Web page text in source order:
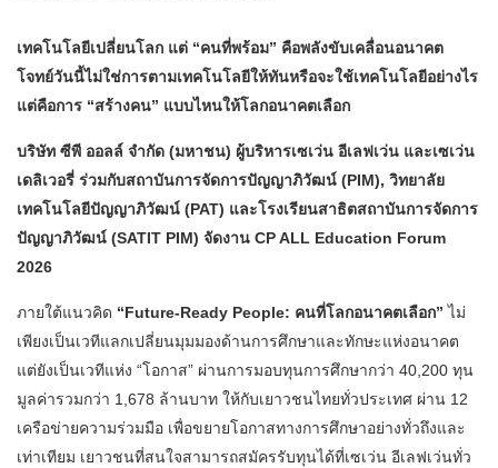
เทคโนโลยีเปลี่ยนโลก แต่ “คนที่พร้อม” คือพลังขับเคลื่อนอนาคต
โจทย์วันนี้ไม่ใช่การตามเทคโนโลยีให้ทันหรือจะใช้เทคโนโลยีอย่างไร
แต่คือการ “สร้างคน” แบบไหนให้โลกอนาคตเลือก
บริษัท ซีพี ออลล์ จำกัด (มหาชน) ผู้บริหารเซเว่น อีเลฟเว่น และเซเว่น
เดลิเวอรี่ ร่วมกับสถาบันการจัดการปัญญาภิวัฒน์ (PIM), วิทยาลัย
เทคโนโลยีปัญญาภิวัฒน์ (PAT) และโรงเรียนสาธิตสถาบันการจัดการ
ปัญญาภิวัฒน์ (SATIT PIM) จัดงาน CP ALL Education Forum
2026
ภายใต้แนวคิด “Future-Ready People: คนที่โลกอนาคตเลือก” ไม่
เพียงเป็นเวทีแลกเปลี่ยนมุมมองด้านการศึกษาและทักษะแห่งอนาคต
แต่ยังเป็นเวทีแห่ง “โอกาส” ผ่านการมอบทุนการศึกษากว่า 40,200 ทุน
มูลค่ารวมกว่า 1,678 ล้านบาท ให้กับเยาวชนไทยทั่วประเทศ ผ่าน 12
เครือข่ายความร่วมมือ เพื่อขยายโอกาสทางการศึกษาอย่างทั่วถึงและ
เท่าเทียม เยาวชนที่สนใจสามารถสมัครรับทุนได้ที่เซเว่น อีเลฟเว่นทั่ว